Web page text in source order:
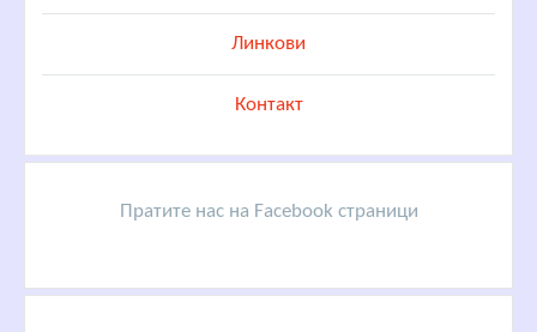
Линкови
Контакт
Пратите нас на Facebook страници